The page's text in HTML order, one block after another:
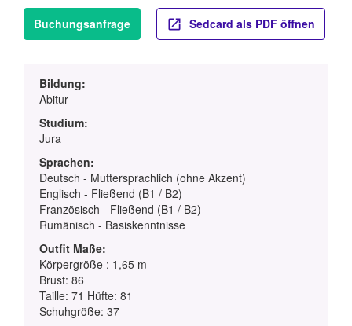
Buchungsanfrage Sedcard als PDF öffnen
Bildung:
Abitur
Studium:
Jura
Sprachen:
Deutsch - Muttersprachlich (ohne Akzent)
Englisch - Fließend (B1 / B2)
Französisch - Fließend (B1 / B2)
Rumänisch - Basiskenntnisse
Outfit Maße:
Körpergröße : 1,65 m
Brust: 86
Taille: 71 Hüfte: 81
Schuhgröße: 37